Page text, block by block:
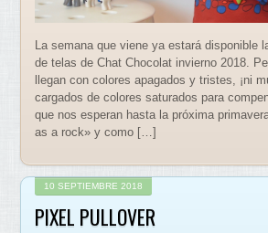
La semana que viene ya estará disponible
de telas de Chat Chocolat invierno 2018.
llegan con colores apagados y tristes, ¡ni
cargados de colores saturados para
que nos esperan hasta la próxima
as a rock» y como […]
10 SEPTIEMBRE 2018
PIXEL PULLOVER